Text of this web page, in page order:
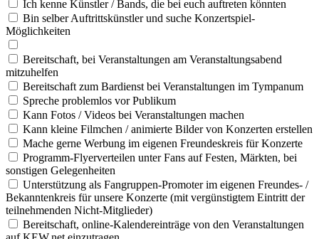
Ich kenne Künstler / Bands, die bei euch auftreten könnten
Bin selber Auftrittskünstler und suche Konzertspiel-
Möglichkeiten
Bereitschaft, bei Veranstaltungen am Veranstaltungsabend
mitzuhelfen
Bereitschaft zum Bardienst bei Veranstaltungen im Tympanum
Spreche problemlos vor Publikum
Kann Fotos / Videos bei Veranstaltungen machen
Kann kleine Filmchen / animierte Bilder von Konzerten erstellen
Mache gerne Werbung im eigenen Freundeskreis für Konzerte
Programm-Flyerverteilen unter Fans auf Festen, Märkten, bei
sonstigen Gelegenheiten
Unterstützung als Fangruppen-Promoter im eigenen Freundes- /
Bekanntenkreis für unsere Konzerte (mit vergünstigtem Eintritt der
teilnehmenden Nicht-Mitglieder)
Bereitschaft, online-Kalendereinträge von den Veranstaltungen